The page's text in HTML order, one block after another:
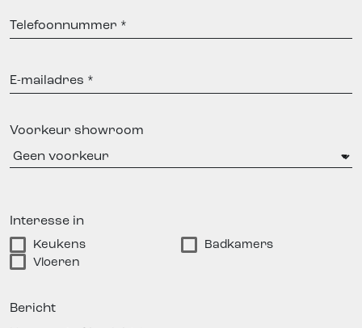
Telefoonnummer
E-
mailadres
Voorkeur showroom
Interesse in
Keukens
Badkamers
Vloeren
Bericht